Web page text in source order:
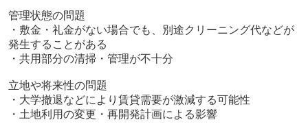
管理状態の問題
・敷金・礼金がない場合でも、別途クリーニング代などが
発生することがある
・共用部分の清掃・管理が不十分
立地や将来性の問題
・大学撤退などにより賃貸需要が激減する可能性
・土地利用の変更・再開発計画による影響